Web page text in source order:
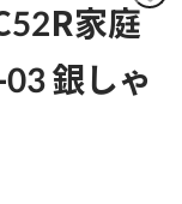
家庭
銀しゃ